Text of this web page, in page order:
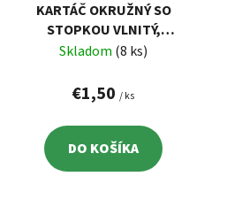
KARTÁČ OKRUŽNÝ SO
STOPKOU VLNITÝ,
POMOSADZENÝ DRÔT
PR.6MM
Skladom (8 ks)
€1,50 / ks
DO KOŠÍKA